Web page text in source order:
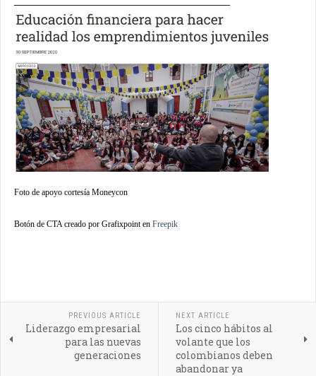
Foto de apoyo cortesía Moneycon
Botón de CTA creado por Grafixpoint en Freepik
PREVIOUS ARTICLE
Liderazgo empresarial
para las nuevas
generaciones
NEXT ARTICLE
Los cinco hábitos al
volante que los
colombianos deben
abandonar ya